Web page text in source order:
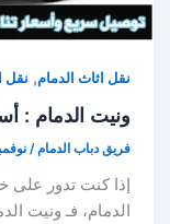
نقل اثاث الدمام,نقل
ونيت الدمام :
فريق دباب الدمام/نوفمبر 29, 2025
إذا كنت تدور على
الدمام، فـ ونيت